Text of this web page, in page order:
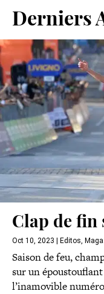
Derniers
Clap de fin
Oct 10, 2023 Editos,
Saison de feu,
sur un
l’inamovible